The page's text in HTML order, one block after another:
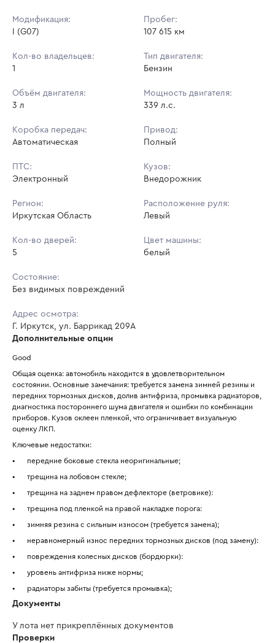
Модификация:
I (G07)
Пробег:
107 615 км
Кол-во владельцев:
1
Тип двигателя:
Бензин
Объём двигателя:
3 л
Мощность двигателя:
339 л.с.
Коробка передач:
Автоматическая
Привод:
Полный
ПТС:
Электронный
Кузов:
Внедорожник
Регион:
Иркутская Область
Расположение руля:
Левый
Кол-во дверей:
5
Цвет машины:
белый
Состояние:
Без видимых повреждений
Адрес осмотра:
Г. Иркутск, ул. Баррикад 209А
Дополнительные опции
Good
Общая оценка: автомобиль находится в удовлетворительном
состоянии. Основные замечания: требуется замена зимней резины и
передних тормозных дисков, долив антифриза, промывка радиаторов,
диагностика постороннего шума двигателя и ошибки по комбинации
приборов. Кузов оклеен пленкой, что ограничивает визуальную
оценку ЛКП.
Ключевые недостатки:
• передние боковые стекла неоригинальные;
• трещина на лобовом стекле;
• трещина на заднем правом дефлекторе (ветровике):
• трещина под пленкой на правой накладке порога:
• зимняя резина с сильным износом (требуется замена);
• неравномерный износ передних тормозных дисков (под замену):
• повреждения колесных дисков (бордюрки):
• уровень антифриза ниже нормы;
• радиаторы забиты (требуется промывка);
• посторонний шум двигателя на холостом ходу:
АКПП (требуется проверка при тест-драйве):
Документы
У лота нет прикреплённых документов
Проверки